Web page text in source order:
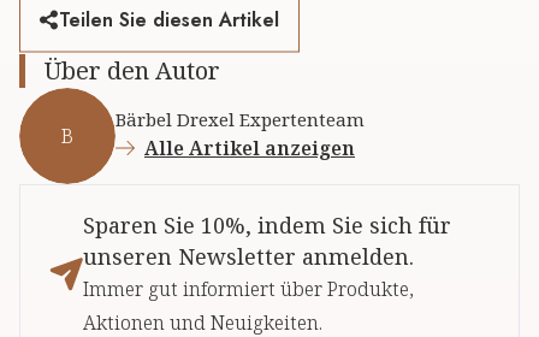
Teilen Sie diesen Artikel
Über den Autor
B
Bärbel Drexel Expertenteam
Alle Artikel anzeigen
Sparen Sie 10%, indem Sie sich für
unseren Newsletter anmelden.
Immer gut informiert über Produkte,
Aktionen und Neuigkeiten.